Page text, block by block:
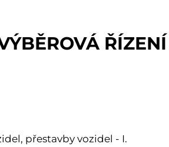
ŘÍZENÍ
přestavby vozidel - I.